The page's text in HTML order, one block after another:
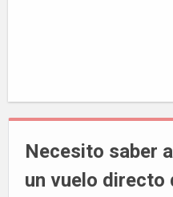
Necesito saber
un vuelo directo